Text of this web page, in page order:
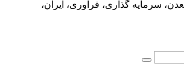
سرمایه گذاری، فرآوری، ایران،